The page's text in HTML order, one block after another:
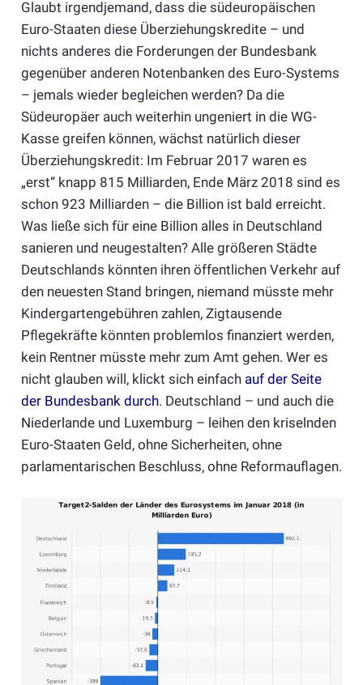
Glaubt irgendjemand, dass die südeuropäischen
Euro-Staaten diese Überziehungskredite – und
nichts anderes die Forderungen der Bundesbank
gegenüber anderen Notenbanken des Euro-Systems
– jemals wieder begleichen werden? Da die
Südeuropäer auch weiterhin ungeniert in die WG-
Kasse greifen können, wächst natürlich dieser
Überziehungskredit: Im Februar 2017 waren es
„erst“ knapp 815 Milliarden, Ende März 2018 sind es
schon 923 Milliarden – die Billion ist bald erreicht.
Was ließe sich für eine Billion alles in Deutschland
sanieren und neugestalten? Alle größeren Städte
Deutschlands könnten ihren öffentlichen Verkehr auf
den neuesten Stand bringen, niemand müsste mehr
Kindergartengebühren zahlen, Zigtausende
Pflegekräfte könnten problemlos finanziert werden,
kein Rentner müsste mehr zum Amt gehen. Wer es
nicht glauben will, klickt sich einfach auf der Seite
der Bundesbank durch. Deutschland – und auch die
Niederlande und Luxemburg – leihen den kriselnden
Euro-Staaten Geld, ohne Sicherheiten, ohne
parlamentarischen Beschluss, ohne Reformauflagen.